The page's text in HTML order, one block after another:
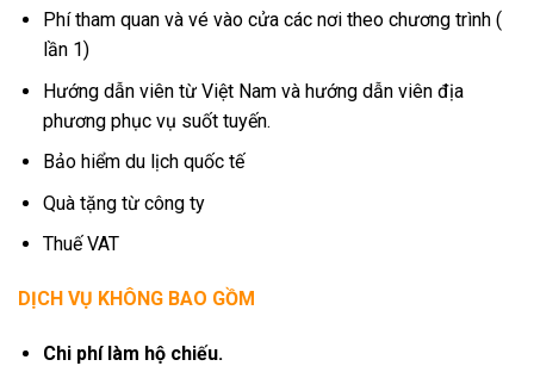
Phí tham quan và vé vào cửa các nơi theo chương trình (
lần 1)
Hướng dẫn viên từ Việt Nam và hướng dẫn viên địa
phương phục vụ suốt tuyến.
Bảo hiểm du lịch quốc tế
Quà tặng từ công ty
Thuế VAT
DỊCH VỤ KHÔNG BAO GỒM
Chi phí làm hộ chiếu.